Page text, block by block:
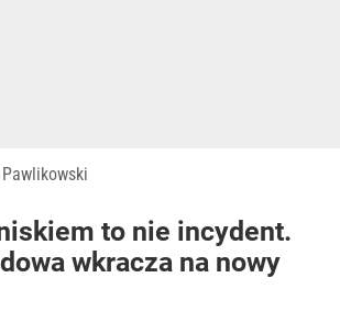
to nie incydent.
wkracza na nowy